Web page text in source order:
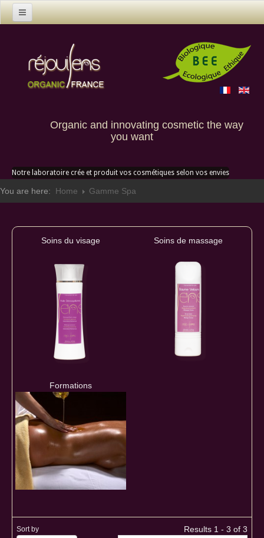
Organic and innovating cosmetic the way
you want
Products
Contact us
Notre laboratoire crée et produit vos cosmétiques selon vos envies
You are here: Home Gamme Spa
Soins du visage Soins de massage
Formations
Sort by
Results 1 - 3 of 3